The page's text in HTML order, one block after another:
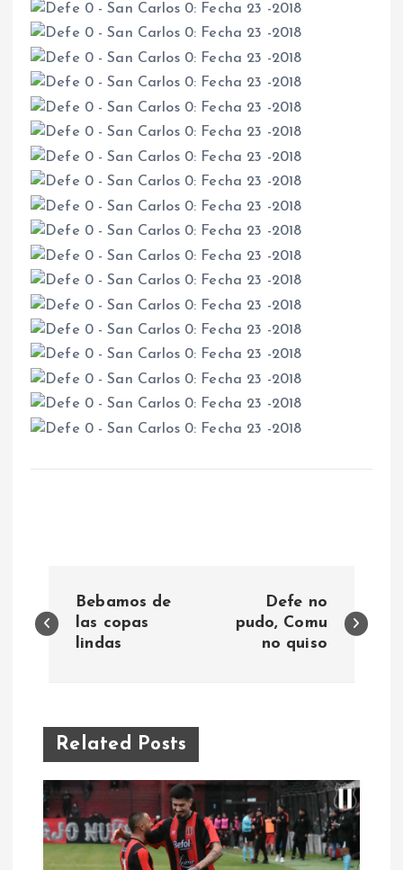
a
e
g
a
c
Bebamos de
las copas
lindas
Defe no
pudo, Comu
no quiso
Related Posts